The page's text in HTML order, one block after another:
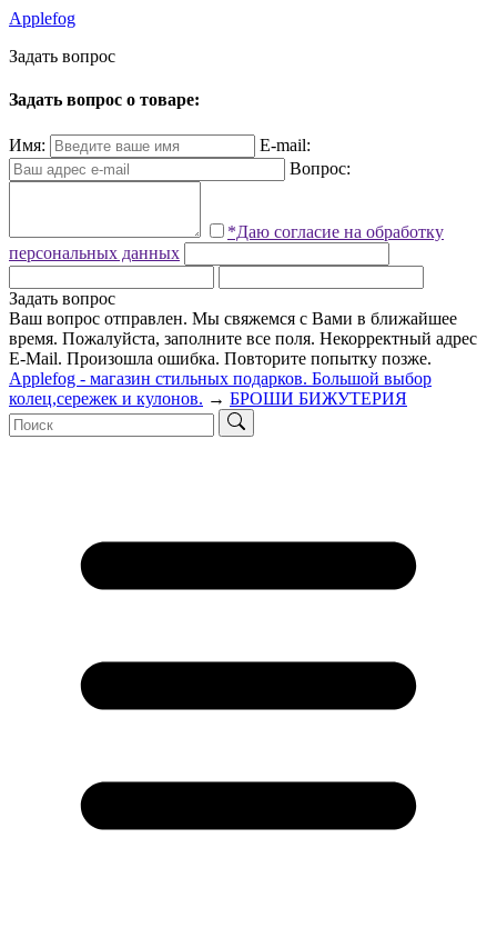
Applefog
Задать вопрос
Задать вопрос о товаре:
Имя:
E-mail:
Вопрос:
*Даю согласие на обработку
персональных данных
Задать вопрос
Ваш вопрос отправлен. Мы свяжемся с Вами в ближайшее
время. Пожалуйста, заполните все поля. Некорректный адрес
E-Mail. Произошла ошибка. Повторите попытку позже.
Applefog - магазин стильных подарков. Большой выбор
колец,сережек и кулонов. → БРОШИ БИЖУТЕРИЯ